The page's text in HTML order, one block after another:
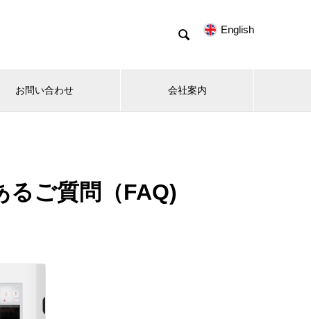
 English
お問い合わせ 会社案内
るご質問（FAQ)